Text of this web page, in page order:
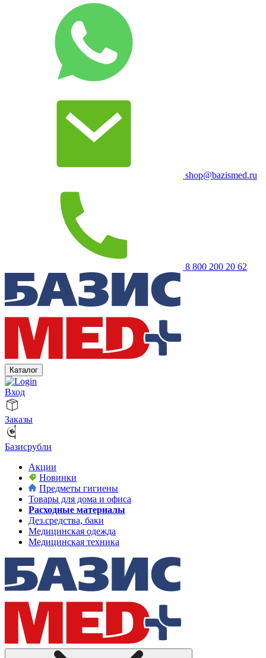
shop@bazismed.ru
8 800 200 20 62
Каталог
Вход
Заказы
Базисрубли
Акции
Новинки
Предметы гигиены
Товары для дома и офиса
Расходные материалы
Дез.средства, баки
Медицинская одежда
Медицинская техника